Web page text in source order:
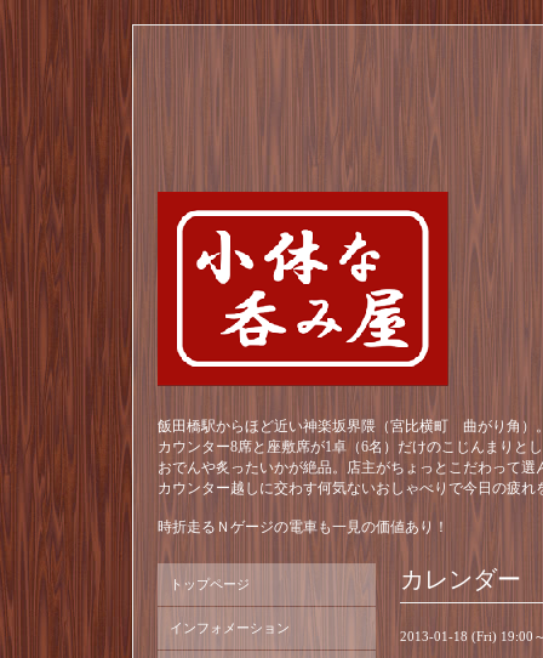
飯田橋駅からほど近い神楽坂界隈（宮比横町 曲がり角）
カウンター8席と座敷席が1卓（6名）だけのこじんまりと
おでんや炙ったいかが絶品。店主がちょっとこだわって
カウンター越しに交わす何気ないおしゃべりで今日の疲れ
時折走るＮゲージの電車も一見の価値あり！
カレンダー
2013-01-18 (Fri) 19:00
トップページ
インフォメーション